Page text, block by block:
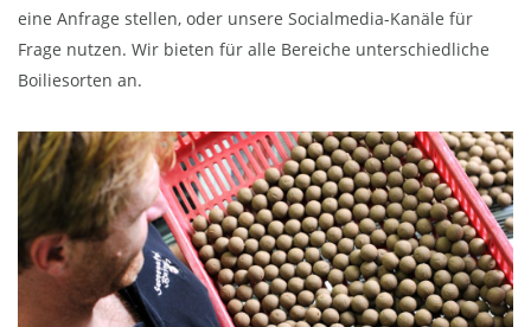
eine Anfrage stellen, oder unsere Socialmedia-Kanäle für
Frage nutzen. Wir bieten für alle Bereiche unterschiedliche
Boiliesorten an.